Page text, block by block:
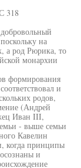
318
на
а род Рюрика, то
монархии
формирования
и
родов,
(Андрей
Иван III,
- выше семьи
Кавелин
когда принципы
и